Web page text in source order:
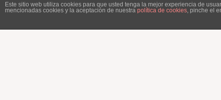
Este sitio web utiliza cookies para que usted tenga la mejor experiencia de
mencionadas cookies y la aceptación de nuestra política de cookies , pinche el